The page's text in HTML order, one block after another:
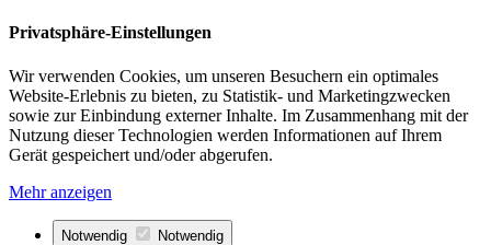
Privatsphäre-Einstellungen
Wir verwenden Cookies, um unseren Besuchern ein optimales
Website-Erlebnis zu bieten, zu Statistik- und Marketingzwecken
sowie zur Einbindung externer Inhalte. Im Zusammenhang mit der
Nutzung dieser Technologien werden Informationen auf Ihrem
Gerät gespeichert und/oder abgerufen.
Mehr anzeigen
Notwendig Notwendig